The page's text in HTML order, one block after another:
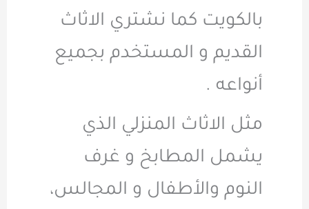
بالكويت كما نشتري الاثاث
القديم و المستخدم بجميع
أنواعه .
مثل الاثاث المنزلي الذي
يشمل المطابخ و غرف
النوم والأطفال و المجالس،